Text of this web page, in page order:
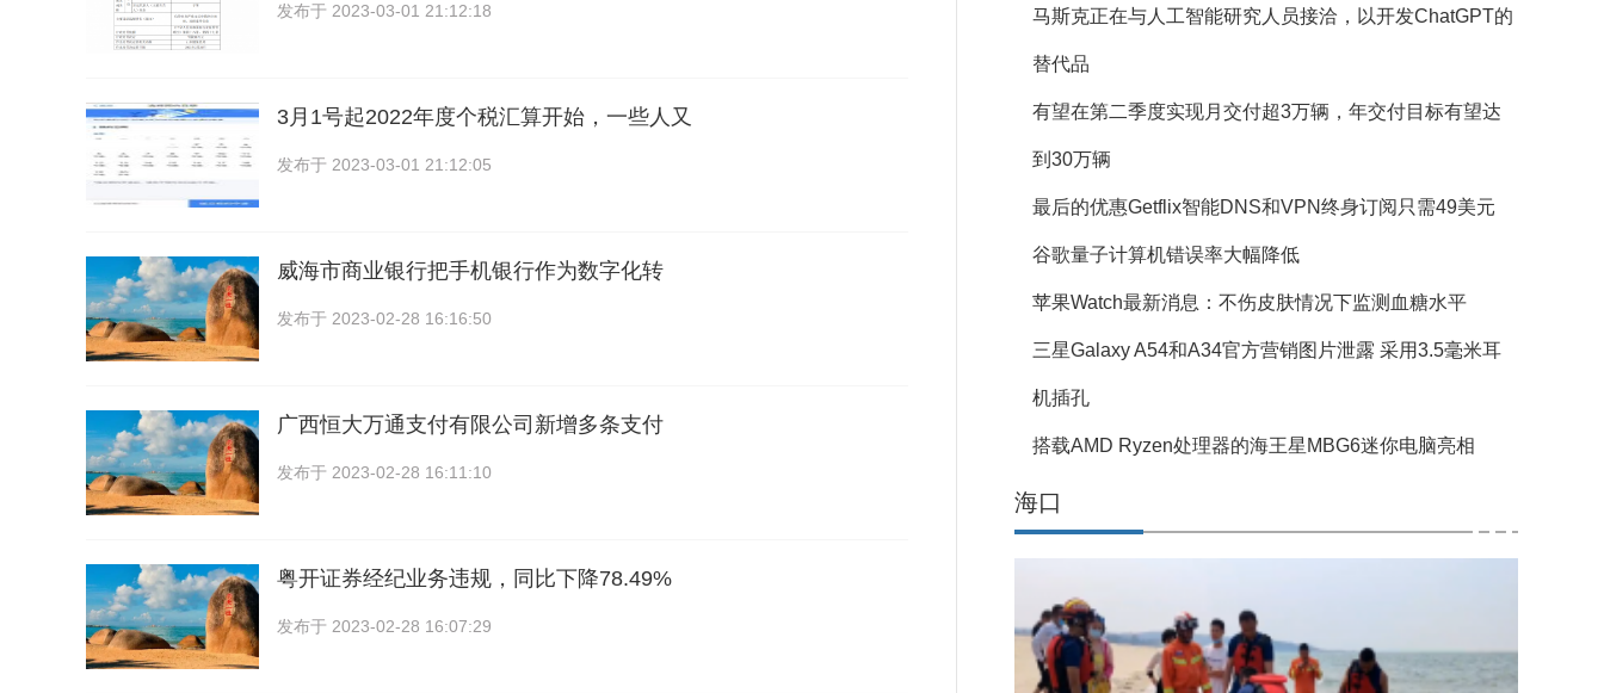
发布于 2023-03-01 21:12:18
3月1号起2022年度个税汇算开始，一些人又
发布于 2023-03-01 21:12:05
威海市商业银行把手机银行作为数字化转
发布于 2023-02-28 16:16:50
广西恒大万通支付有限公司新增多条支付
发布于 2023-02-28 16:11:10
粤开证券经纪业务违规，同比下降78.49%
发布于 2023-02-28 16:07:29
马斯克正在与人工智能研究人员接洽，以开发ChatGPT的
替代品
有望在第二季度实现月交付超3万辆，年交付目标有望达
到30万辆
最后的优惠Getflix智能DNS和VPN终身订阅只需49美元
谷歌量子计算机错误率大幅降低
苹果Watch最新消息：不伤皮肤情况下监测血糖水平
三星Galaxy A54和A34官方营销图片泄露 采用3.5毫米耳
机插孔
搭载AMD Ryzen处理器的海王星MBG6迷你电脑亮相
海口